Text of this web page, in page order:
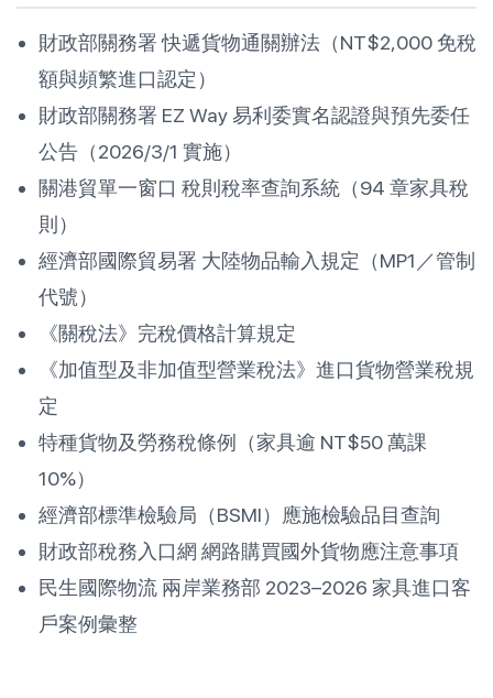
財政部關務署 快遞貨物通關辦法（NT$2,000 免稅
額與頻繁進口認定）
財政部關務署 EZ Way 易利委實名認證與預先委任
公告（2026/3/1 實施）
關港貿單一窗口 稅則稅率查詢系統（94 章家具稅
則）
經濟部國際貿易署 大陸物品輸入規定（MP1／管制
代號）
《關稅法》完稅價格計算規定
《加值型及非加值型營業稅法》進口貨物營業稅規
定
特種貨物及勞務稅條例（家具逾 NT$50 萬課
10%）
經濟部標準檢驗局（BSMI）應施檢驗品目查詢
財政部稅務入口網 網路購買國外貨物應注意事項
民生國際物流 兩岸業務部 2023–2026 家具進口客
戶案例彙整